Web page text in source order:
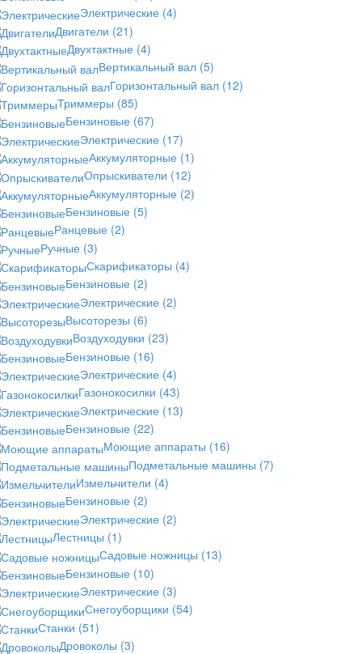
Электрические (4)
Двигатели (21)
Двухтактные (4)
Вертикальный вал (5)
Горизонтальный вал (12)
Триммеры (85)
Бензиновые (67)
Электрические (17)
Аккумуляторные (1)
Опрыскиватели (12)
Аккумуляторные (2)
Бензиновые (5)
Ранцевые (2)
Ручные (3)
Скарификаторы (4)
Бензиновые (2)
Электрические (2)
Высоторезы (6)
Воздуходувки (23)
Бензиновые (16)
Электрические (4)
Газонокосилки (43)
Электрические (13)
Бензиновые (22)
Моющие аппараты (16)
Подметальные машины (7)
Измельчители (4)
Бензиновые (2)
Электрические (2)
Лестницы (1)
Садовые ножницы (13)
Бензиновые (10)
Электрические (3)
Снегоуборщики (54)
Станки (51)
Дровоколы (3)